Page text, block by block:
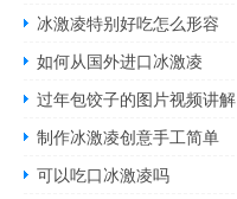
冰激凌特别好吃怎么形容
如何从国外进口冰激凌
过年包饺子的图片视频讲解
制作冰激凌创意手工简单
可以吃口冰激凌吗